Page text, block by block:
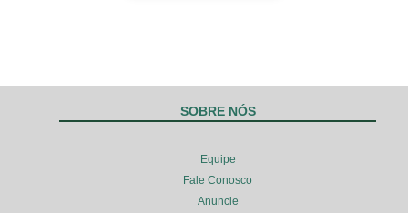
SOBRE NÓS
Equipe
Fale Conosco
Anuncie